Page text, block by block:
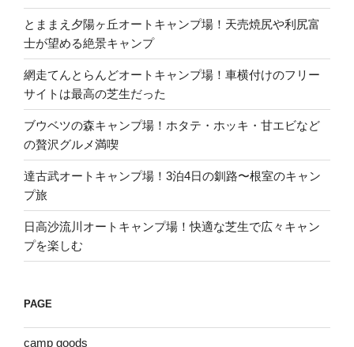
とままえ夕陽ヶ丘オートキャンプ場！天売焼尻や利尻富
士が望める絶景キャンプ
網走てんとらんどオートキャンプ場！車横付けのフリー
サイトは最高の芝生だった
ブウベツの森キャンプ場！ホタテ・ホッキ・甘エビなど
の贅沢グルメ満喫
達古武オートキャンプ場！3泊4日の釧路〜根室のキャン
プ旅
日高沙流川オートキャンプ場！快適な芝生で広々キャン
プを楽しむ
PAGE
camp goods